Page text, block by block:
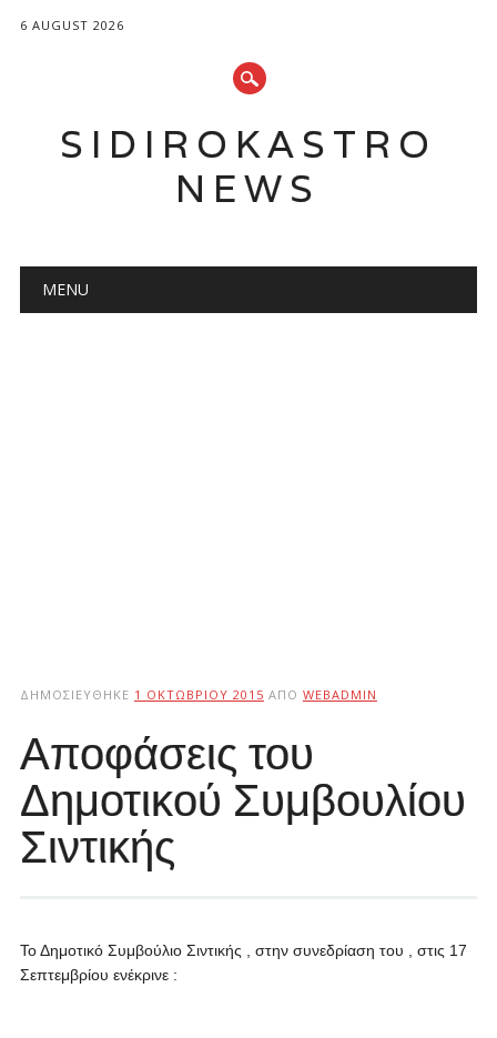
6 AUGUST 2026
SIDIROKASTRO
NEWS
Main menu
MENU
ΔΗΜΟΣΙΕΎΘΗΚΕ 1 ΟΚΤΩΒΡΊΟΥ 2015 ΑΠΌ WEBADMIN
Αποφάσεις του
Δημοτικού Συμβουλίου
Σιντικής
Το Δημοτικό Συμβούλιο Σιντικής , στην συνεδρίαση του , στις 17
Σεπτεμβρίου ενέκρινε :